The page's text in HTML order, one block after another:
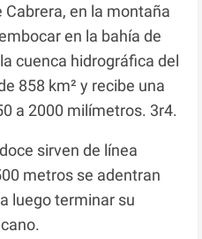
en la montaña
en la bahía de
cuenca hidrográfica del
858 km² y recibe una
a 2000 milímetros. 3r4.
sirven de línea
metros se adentran
luego terminar su